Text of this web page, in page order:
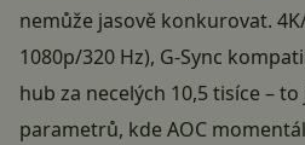
nemůže jasově konkurovat.
1080p/320 Hz), G-Sync
hub za necelých 10,5 tisíce –
parametrů, kde AOC